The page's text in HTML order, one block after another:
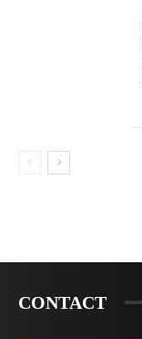
CONTACT